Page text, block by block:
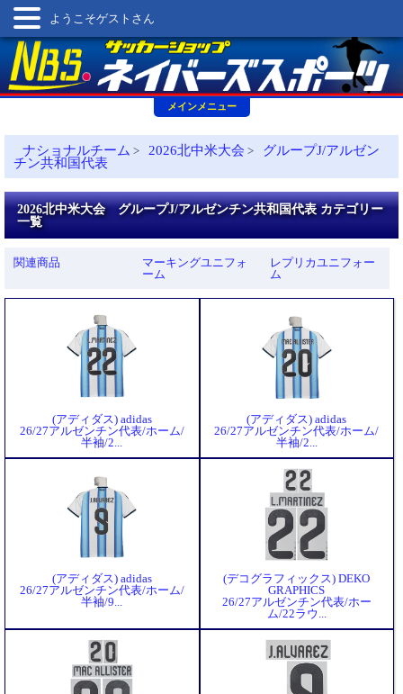
メインメニュー
ようこそゲストさん
ナショナルチーム > 2026北中米大会 >
グループJ/アルゼン
チン共和国代表
2026北中米大会 グループJ/アルゼンチン共和国代表 カテゴリー
一覧
関連商品
マーキングユニフォ
ーム
レプリカユニフォー
ム
(アディダス) adidas
26/27アルゼンチン代表/ホーム/
半袖/2...
(アディダス) adidas
26/27アルゼンチン代表/ホーム/
半袖/2...
(アディダス) adidas
26/27アルゼンチン代表/ホーム/
半袖/9...
(デコグラフィックス) DEKO
GRAPHICS
26/27アルゼンチン代表/ホー
ム/22ラウ...